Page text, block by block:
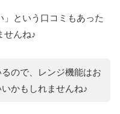
という口コミもあった
せんね♪
ので、レンジ機能はお
かもしれませんね♪